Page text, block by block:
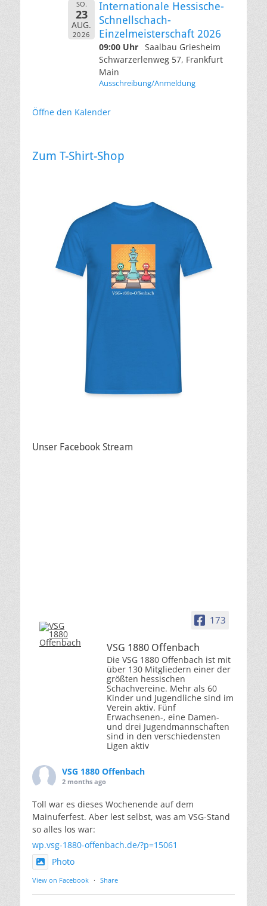
SO.
23
AUG.
2026
Internationale Hessische-
Schnellschach-
Einzelmeisterschaft 2026
09:00 Uhr Saalbau Griesheim
Schwarzerlenweg 57, Frankfurt
Main
Ausschreibung/Anmeldung
Öffne den Kalender
Zum T-Shirt-Shop
Unser Facebook Stream
173
VSG 1880 Offenbach
Die VSG 1880 Offenbach ist mit
über 130 Mitgliedern einer der
größten hessischen
Schachvereine. Mehr als 60
Kinder und Jugendliche sind im
Verein aktiv. Fünf
Erwachsenen-, eine Damen-
und drei Jugendmannschaften
sind in den verschiedensten
Ligen aktiv
VSG 1880 Offenbach
2 months ago
Toll war es dieses Wochenende auf dem
Mainuferfest. Aber lest selbst, was am VSG-Stand
so alles los war:
wp.vsg-1880-offenbach.de/?p=15061
Photo
View on Facebook · Share